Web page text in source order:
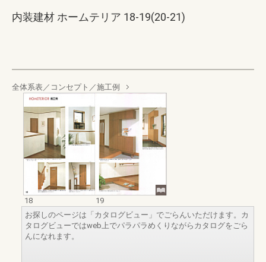
内装建材 ホームテリア 18-19(20-21)
全体系表／コンセプト／施工例
18
19
お探しのページは「カタログビュー」でごらんいただけます。カ
タログビューではweb上でパラパラめくりながらカタログをごら
んになれます。